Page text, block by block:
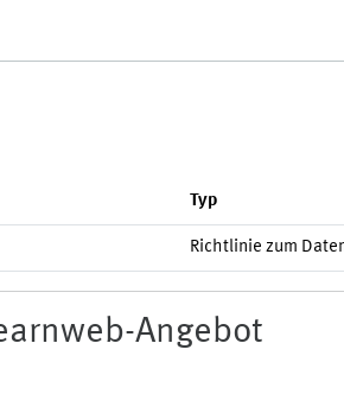
Typ
Richtlinie zum
Angebot